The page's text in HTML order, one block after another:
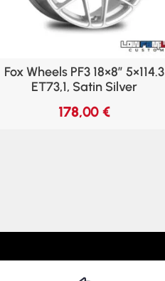
Fox Wheels PF3 18×8″ 5×114.3
ET73,1, Satin Silver
178,00 €